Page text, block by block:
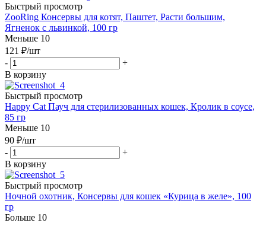
Быстрый просмотр
ZooRing Консервы для котят, Паштет, Расти большим,
Ягненок с львинкой, 100 гр
Меньше 10
121 ₽/шт
-
+
В корзину
Быстрый просмотр
Happy Cat Пауч для стерилизованных кошек, Кролик в соусе,
85 гр
Меньше 10
90 ₽/шт
-
+
В корзину
Быстрый просмотр
Ночной охотник, Консервы для кошек «Курица в желе», 100
гр
Больше 10